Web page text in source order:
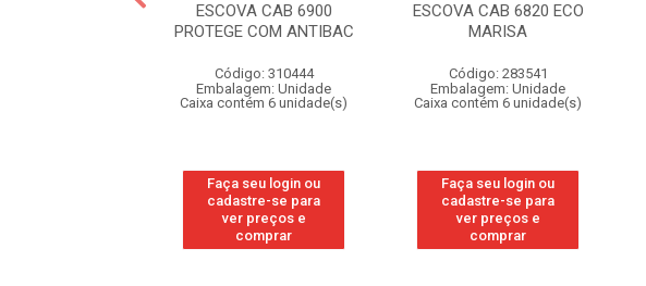
ESCOVA CAB 6900
PROTEGE COM ANTIBAC
Código: 310444
Embalagem: Unidade
Caixa contém 6 unidade(s)
Faça seu login ou
cadastre-se para
ver preços e
comprar
ESCOVA CAB 6820 ECO
MARISA
Código: 283541
Embalagem: Unidade
Caixa contém 6 unidade(s)
Faça seu login ou
cadastre-se para
ver preços e
comprar